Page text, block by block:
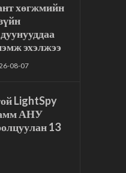
хөгжмийн
эхэлжээ
08-07
LightSpy
АНУ
13